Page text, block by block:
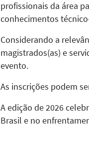
profissionais da área
conhecimentos
Considerando a
magistrados(as) e
evento.
As inscrições podem
A edição de 2026
Brasil e no